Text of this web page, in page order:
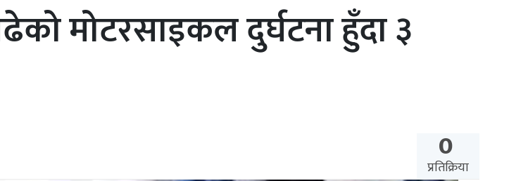
मोटरसाइकल दुर्घटना हुँदा ३
0
प्रतिक्रिया